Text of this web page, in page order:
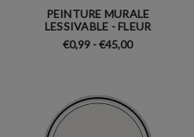
PEINTURE MURALE
LESSIVABLE - FLEUR
€0,99 - €45,00